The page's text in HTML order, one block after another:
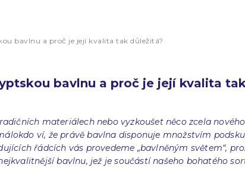
bavlnu a proč je její kvalita tak důležitá?
bavlnu a proč je její kvalita
materiálech nebo vyzkoušet něco zcela
ví, že právě bavlna disponuje množstvím
řádcích vás provedeme „bavlněným světem“,
bavlnu, jež je součástí našeho bohatého